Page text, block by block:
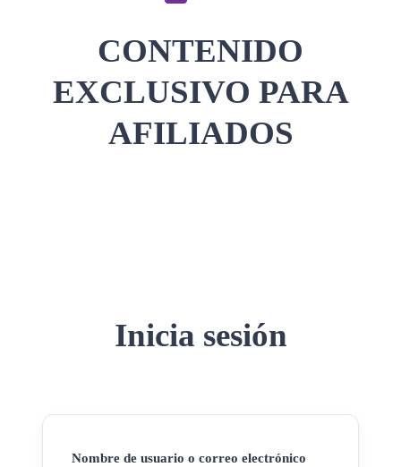
CONTENIDO
EXCLUSIVO PARA
AFILIADOS
Inicia sesión
Nombre de usuario o correo electrónico